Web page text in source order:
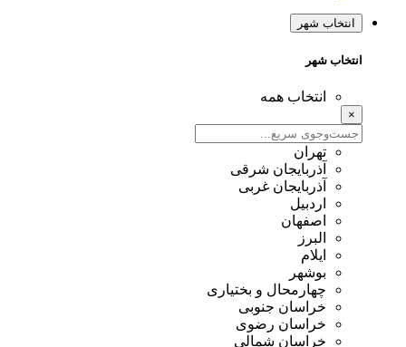
انتخاب شهر
انتخاب شهر
انتخاب همه
×
تهران
آذربایجان شرقی
آذربایجان غربی
اردبیل
اصفهان
البرز
ایلام
بوشهر
چهارمحال و بختیاری
خراسان جنوبی
خراسان رضوی
خراسان شمالی